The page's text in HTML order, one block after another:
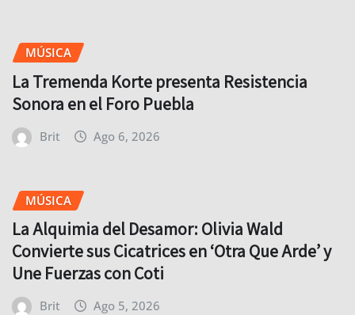
MÚSICA
La Tremenda Korte presenta Resistencia
Sonora en el Foro Puebla
Brit Ago 6, 2026
MÚSICA
La Alquimia del Desamor: Olivia Wald
Convierte sus Cicatrices en ‘Otra Que Arde’ y
Une Fuerzas con Coti
Brit Ago 5, 2026